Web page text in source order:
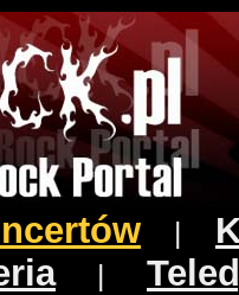
|